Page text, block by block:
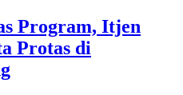
Program, Itjen
Protas di